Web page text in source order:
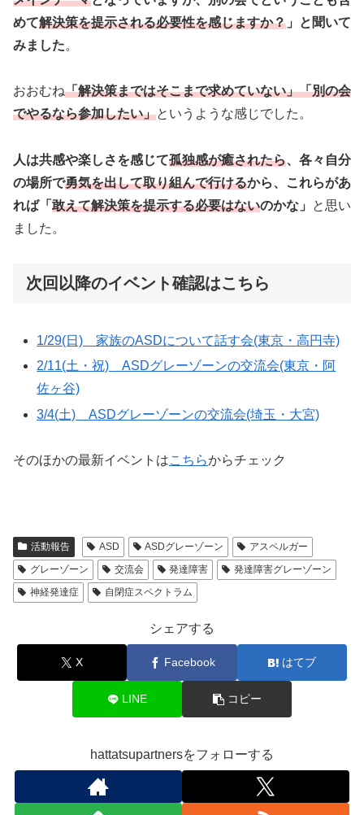
めて解決策を提示される必要性を感じますか？ 」と聞いて
みました。
おおむね「解決策まではそこまで求めていない」「別の会
でやるなら参加したい」というような感じでした。
人は共感や楽しさを感じて孤独感が癒されたら、各々自分
の場所で勇気を出して取り組んで行けるから、これらがあ
れば「 敢えて解決策を提示する必要はないのかな」
と思い
ました。
次回以降のイベント確認はこちら
1/29(日) 家族のASDについて話す会(東京・高円寺)
2/11(土・祝) ASDグレーゾーンの交流会(東京・阿
佐ヶ谷)
3/4(土) ASDグレーゾーンの交流会(埼玉・大宮)
そのほかの最新イベントはこちらからチェック
活動報告 ASD ASDグレーゾーン
アスペルガー
グレーゾーン
交流会 発達障害
発達障害グレーゾーン
神経発達症
自閉症スペクトラム
シェアする
X Facebook はてブ
LINE コピー
hattatsupartnersをフォローする